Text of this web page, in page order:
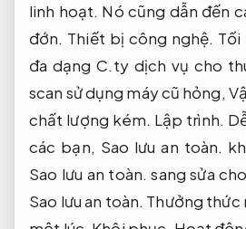
linh hoạt. Nó cũng dẫn đến
đớn. Thiết bị công nghệ. Tối
đa dạng C.ty dịch vụ cho
scan sử dụng máy cũ hỏng,
chất lượng kém. Lập trình.
các bạn, Sao lưu an toàn.
Sao lưu an toàn. sang sửa
Sao lưu an toàn. Thưởng thức